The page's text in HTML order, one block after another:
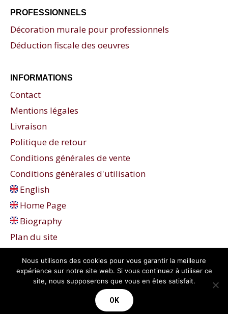
PROFESSIONNELS
Décoration murale pour professionnels
Déduction fiscale des oeuvres
INFORMATIONS
Contact
Mentions légales
Livraison
Politique de retour
Conditions générales de vente
Conditions générales d'utilisation
English
Home Page
Biography
Plan du site
Nous utilisons des cookies pour vous garantir la meilleure
expérience sur notre site web. Si vous continuez à utiliser ce
site, nous supposerons que vous en êtes satisfait.
OK